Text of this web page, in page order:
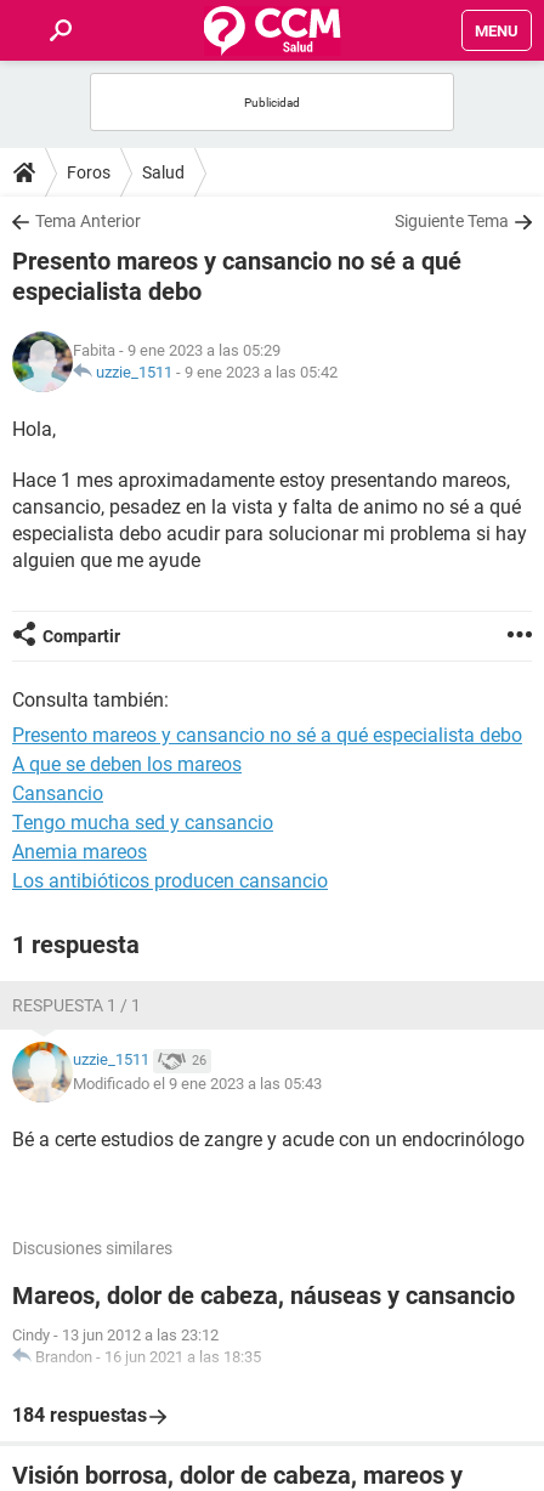
MENU
FOROS
SALUD
FAMILIA
NUTRICIÓN
GLOSARIO
Foros Salud
Tema Anterior Siguiente Tema
Presento mareos y cansancio no sé a qué
especialista debo
Fabita - 9 ene 2023 a las 05:29
uzzie_1511 - 9 ene 2023 a las 05:42
Hola,
Hace 1 mes aproximadamente estoy presentando mareos,
cansancio, pesadez en la vista y falta de animo no sé a qué
especialista debo acudir para solucionar mi problema si hay
alguien que me ayude
Compartir
Consulta también:
Presento mareos y cansancio no sé a qué especialista debo
A que se deben los mareos
Cansancio
Tengo mucha sed y cansancio
Anemia mareos
Los antibióticos producen cansancio
1 respuesta
RESPUESTA 1 / 1
uzzie_1511 26
Modificado el 9 ene 2023 a las 05:43
Bé a certe estudios de zangre y acude con un endocrinólogo
Discusiones similares
Mareos, dolor de cabeza, náuseas y cansancio
Cindy - 13 jun 2012 a las 23:12
Brandon - 16 jun 2021 a las 18:35
184 respuestas
Visión borrosa, dolor de cabeza, mareos y